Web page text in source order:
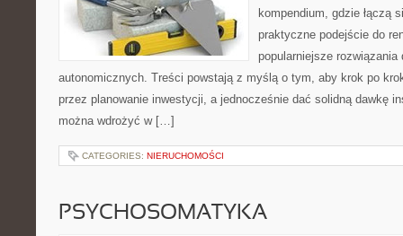
kompendium, gdzie łączą
praktyczne podejście do
popularniejsze rozwiązania
autonomicznych. Treści powstają z myślą o tym, aby krok po
przez planowanie inwestycji, a jednocześnie dać solidną dawkę
można wdrożyć w […]
CATEGORIES: NIERUCHOMOŚCI
PSYCHOSOMATYKA